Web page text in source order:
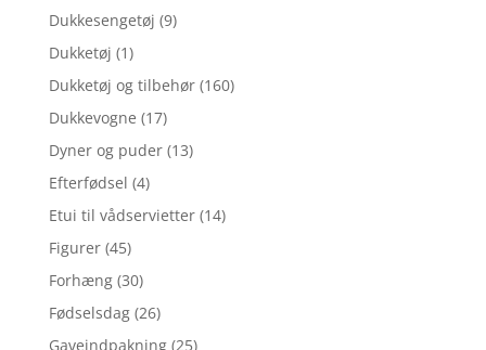
Dukkesengetøj (9)
Dukketøj (1)
Dukketøj og tilbehør (160)
Dukkevogne (17)
Dyner og puder (13)
Efterfødsel (4)
Etui til vådservietter (14)
Figurer (45)
Forhæng (30)
Fødselsdag (26)
Gaveindpakning (25)